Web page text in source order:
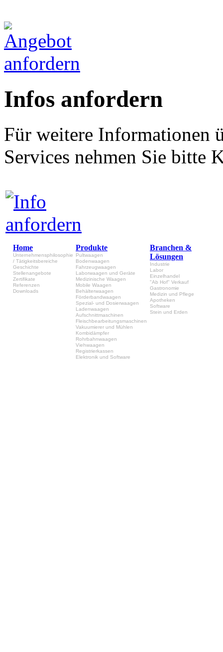
Infos anfordern
Für weitere Informationen
Services nehmen Sie bitte
Home
Unternehmensphilosophie
/ Tätigkeitsbereiche
Geschichte
Stellenangebote
Zertifikate
Referenzen
Downloads
Produkte
Pultwaagen
Bodenwaagen
Fahrzeugwaagen
Laborwaagen und Geräte
Medizinische Waagen
Mobile Waagen
Behälterwaagen
Förderbandwaagen
Spezial- und Dosierwaagen
Ladenwaagen
Aufschnittmaschinen
Fleischbearbeitungsmaschinen
Vakuumierer und Mühlen
Kombidämpfer
Rohrbahnwaagen
Viehwaagen
Registrierkassen
Elektronik und Software
Branchen &
Lösungen
Industrie
Labor
Einzelhandel
"Ab Hof" Verkauf
Gastronomie
Medizin und Pflege
Apotheken
Software
Stein und Erden